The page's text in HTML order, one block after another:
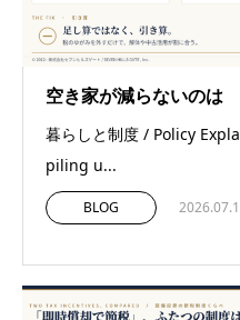
空き家が減らないのは
暮らしと制度 / Policy
piling u...
BLOG